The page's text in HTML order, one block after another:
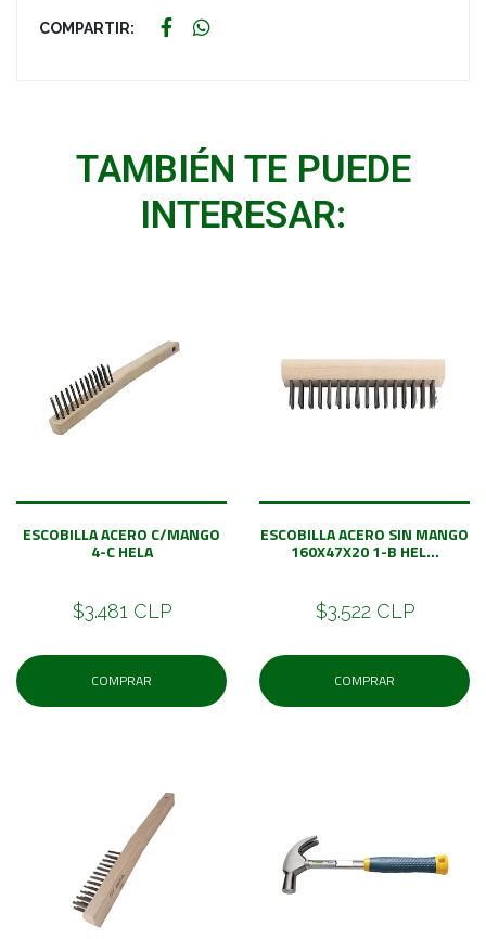
COMPARTIR:
TAMBIÉN TE PUEDE
INTERESAR:
ESCOBILLA ACERO C/MANGO
4-C HELA
$3.481 CLP
COMPRAR
ESCOBILLA ACERO SIN MANGO
160X47X20 1-B HEL...
$3.522 CLP
COMPRAR